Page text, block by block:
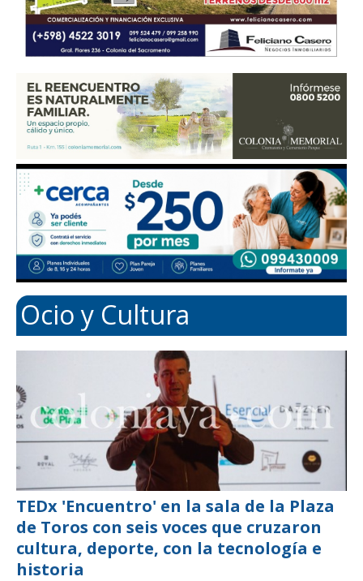
Ocio y Cultura
TEDx 'Encuentro' en la sala de la Plaza
de Toros con seis voces que cruzaron
cultura, deporte, con la tecnología e
historia